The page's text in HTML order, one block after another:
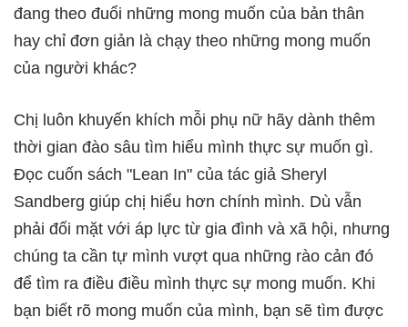
đang theo đuổi những mong muốn của bản thân
hay chỉ đơn giản là chạy theo những mong muốn
của người khác?
Chị luôn khuyến khích mỗi phụ nữ hãy dành thêm
thời gian đào sâu tìm hiểu mình thực sự muốn gì.
Đọc cuốn sách "Lean In" của tác giả Sheryl
Sandberg giúp chị hiểu hơn chính mình. Dù vẫn
phải đối mặt với áp lực từ gia đình và xã hội, nhưng
chúng ta cần tự mình vượt qua những rào cản đó
để tìm ra điều điều mình thực sự mong muốn. Khi
bạn biết rõ mong muốn của mình, bạn sẽ tìm được